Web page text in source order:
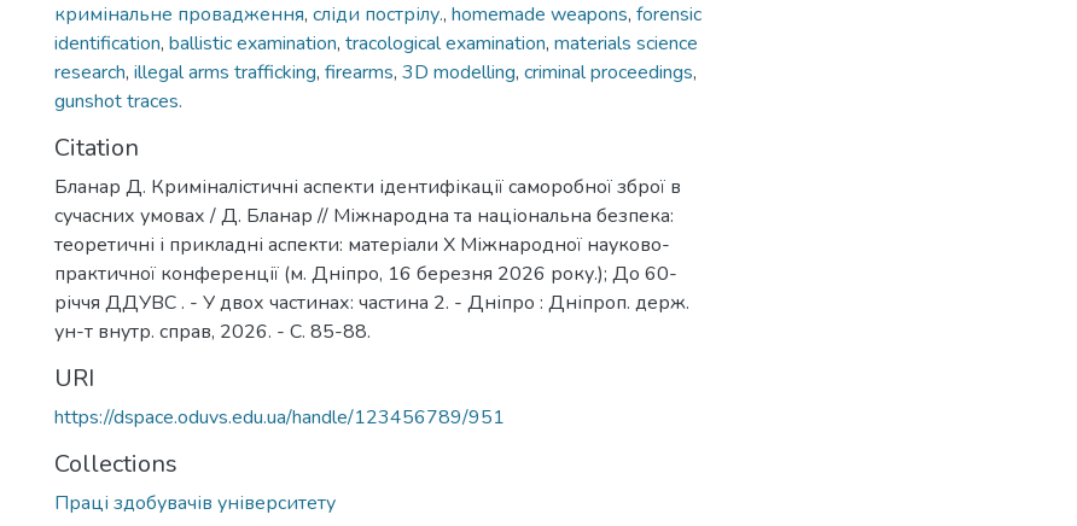
кримінальне провадження, сліди пострілу., homemade weapons, forensic
identification, ballistic examination, tracological examination, materials science
research, illegal arms trafficking, firearms, 3D modelling, criminal proceedings,
gunshot traces.
Citation
Бланар Д. Криміналістичні аспекти ідентифікації саморобної зброї в
сучасних умовах / Д. Бланар // Міжнародна та національна безпека:
теоретичні і прикладні аспекти: матеріали Х Міжнародної науково-
практичної конференції (м. Дніпро, 16 березня 2026 року.); До 60-
річчя ДДУВС . - У двох частинах: частина 2. - Дніпро : Дніпроп. держ.
ун-т внутр. справ, 2026. - С. 85-88.
URI
https://dspace.oduvs.edu.ua/handle/123456789/951
Collections
Праці здобувачів університету